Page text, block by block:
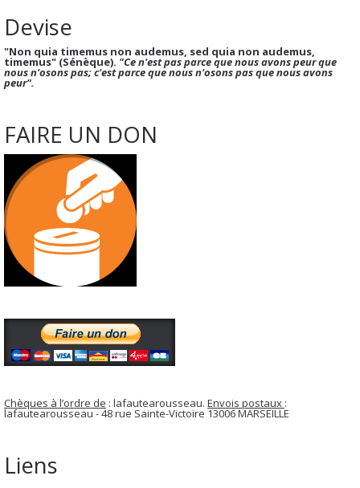
Devise
"Non quia timemus non audemus, sed quia non audemus,
timemus" (Sénèque). "Ce n'est pas parce que nous avons peur que
nous n'osons pas; c'est parce que nous n'osons pas que nous avons
peur".
FAIRE UN DON
Chèques à l’ordre de : lafautearousseau. Envois postaux :
lafautearousseau - 48 rue Sainte-Victoire 13006 MARSEILLE
Liens